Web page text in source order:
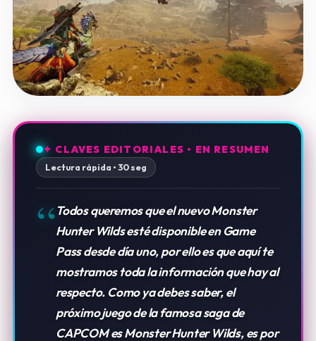
✦ CLAVES EDITORIALES • EN RESUMEN
Lectura rápida • 30 seg
“Todos queremos que el nuevo Monster
Hunter Wilds esté disponible en Game
Pass desde día uno, por ello es que aquí te
mostramos toda la información que hay al
respecto. Como ya debes saber, el
próximo juego de la famosa saga de
CAPCOM es Monster Hunter Wilds, es por